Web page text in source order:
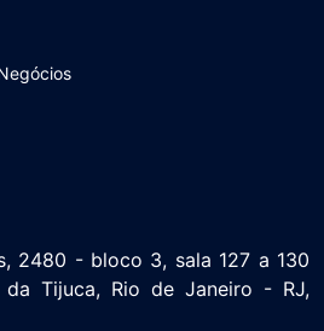
2480 - bloco 3, sala 127 a 130
Tijuca, Rio de Janeiro - RJ,